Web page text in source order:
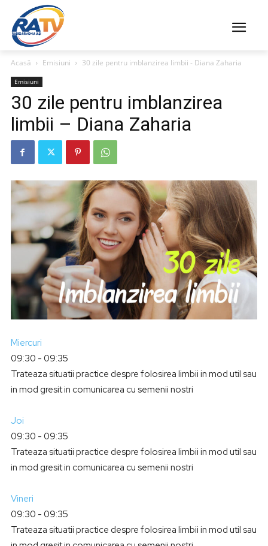
Acasă Emisiuni 30 zile pentru imblanzirea limbii - Diana Zaharia
Emisiuni
30 zile pentru imblanzirea
limbii – Diana Zaharia
Miercuri
09:30 - 09:35
Trateaza situatii practice despre folosirea limbii in mod util sau
in mod gresit in comunicarea cu semenii nostri
Joi
09:30 - 09:35
Trateaza situatii practice despre folosirea limbii in mod util sau
in mod gresit in comunicarea cu semenii nostri
Vineri
09:30 - 09:35
Trateaza situatii practice despre folosirea limbii in mod util sau